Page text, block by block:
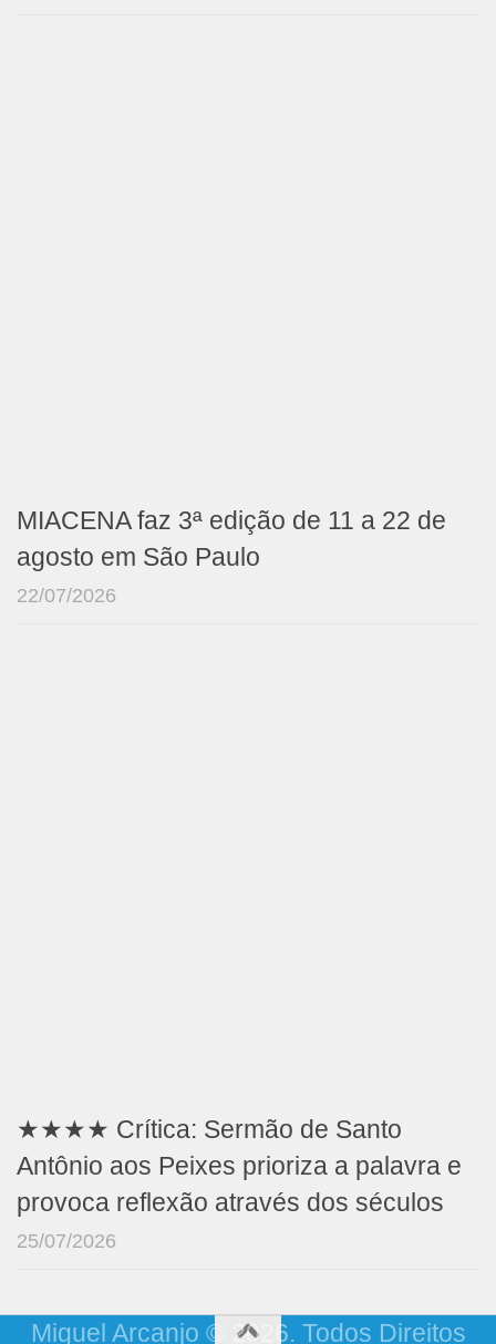
MIACENA faz 3ª edição de 11 a 22 de
agosto em São Paulo
22/07/2026
★★★★ Crítica: Sermão de Santo
Antônio aos Peixes prioriza a palavra e
provoca reflexão através dos séculos
25/07/2026
Miguel Arcanjo © 2026. Todos Direitos